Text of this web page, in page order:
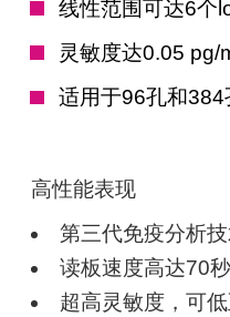
线性范围可达6个
灵敏度达0.05 pg/
适用于96孔和384
高性能表现
第三代免疫分析
读板速度高达70
超高灵敏度，可